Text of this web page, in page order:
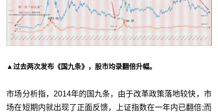
▲过去两次发布《国九条》，股市均录翻倍升幅。
市场分析指，2014年的国九条，由于改革政策落地较快，市
场在短期内就出现了正面反馈，上证指数在一年内已翻倍;而